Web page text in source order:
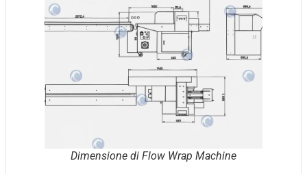
Dimensione di Flow Wrap Machine